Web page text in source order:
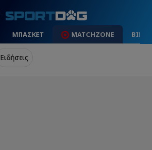
ΜΠΑΣΚΕΤ MATCHZONE
Ειδήσεις